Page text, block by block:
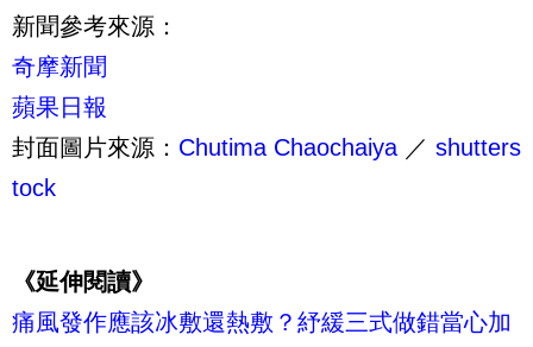
新聞參考來源：
奇摩新聞
蘋果日報
封面圖片來源： Chutima Chaochaiya ／ shutters
tock
《延伸閱讀》
痛風發作應該冰敷還熱敷？紓緩三式做錯當心加